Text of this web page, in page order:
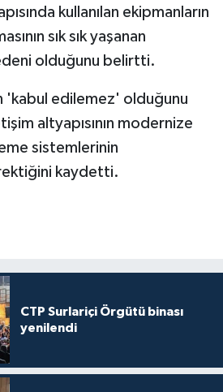
kullanılan ekipmanların
sık sık yaşanan
olduğunu belirtti.
'kabul edilemez' olduğunu
altyapısının modernize
sistemlerinin
kaydetti.
CTP Surlariçi Örgütü binası
yenilendi